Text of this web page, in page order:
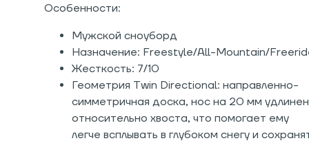
Особенности:
Мужской сноуборд
Назначение: Freestyle/All-Mountain/
Жесткость: 7/10
Геометрия Twin Directional: направленно-
симметричная доска, нос на 20 мм удлинен
относительно хвоста, что помогает ему
легче всплывать в глубоком снегу и